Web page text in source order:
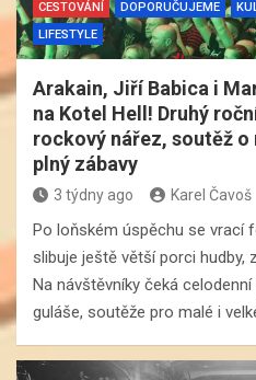
CESTOVÁNÍ
DOPORUČUJEME
LIFESTYLE
Arakain, Jiří Babica i
na Kotel Hell! Druhý
rockový nářez, soutěž o
plný zábavy
3 týdny ago Karel Čavoš
Po loňském úspěchu se vrací
slibuje ještě větší porci hudby,
Na návštěvníky čeká
guláše, soutěže pro malé i